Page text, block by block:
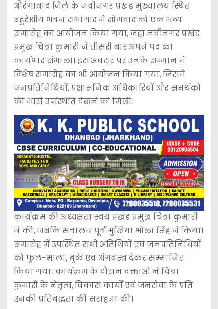
औरंगाबाद जिले के नवीनगर प्रखंड मुख्यालय स्थित
बहुद्देशीय भवन सभागार में सोमवार को एक भव्य
समारोह का आयोजन किया गया, जहां नवीनगर प्रखंड
प्रमुख चित्रा कुमारी ने तीसरी बार अपने पद का
कार्यभार संभाला। इस अवसर पर उनके सम्मान में
विशेष समारोह का भी आयोजन किया गया, जिसमें
जनप्रतिनिधियों, प्रशासनिक अधिकारियों और समर्थकों
की भारी उपस्थिति देखने को मिली।
कार्यक्रम की अध्यक्षता स्वयं प्रखंड प्रमुख चित्रा कुमारी
ने की, जबकि संचालन पूर्व मुखिया भोला सिंह ने किया।
समारोह में उपस्थित सभी अतिथियों एवं जनप्रतिनिधियों
को फूल-माला, बुके एवं अंगवस्त्र देकर सम्मानित
किया गया। कार्यक्रम के दौरान वक्ताओं ने चित्रा
कुमारी के नेतृत्व, विकास कार्यों एवं जनसेवा के प्रति
उनकी प्रतिबद्धता की सराहना की।